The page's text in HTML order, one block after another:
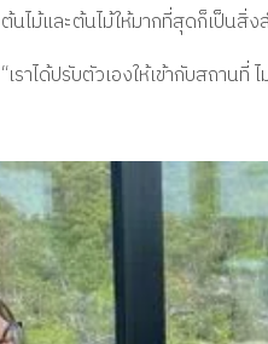
ต้นไม้และต้นไม้ให้มากที่สุดก็เป็นสิ่
“เราได้ปรับตัวเองให้เข้ากับสถาน